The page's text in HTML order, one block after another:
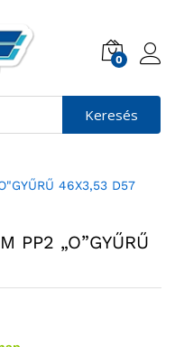
0
Keresés
PP2 „O”GYŰRŰ